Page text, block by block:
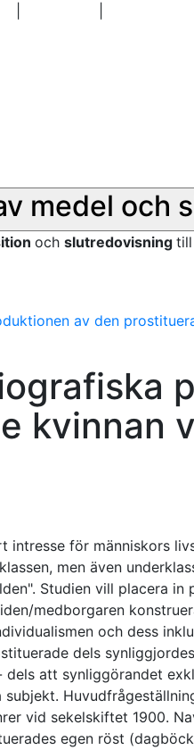
medel och
och slutredovisning till
av den
kvinnan
intresse för människors
men även
Studien vill placera
medborgaren
och dess
dels
att synliggörandet
vid sekelskiftet 1900.
egen röst